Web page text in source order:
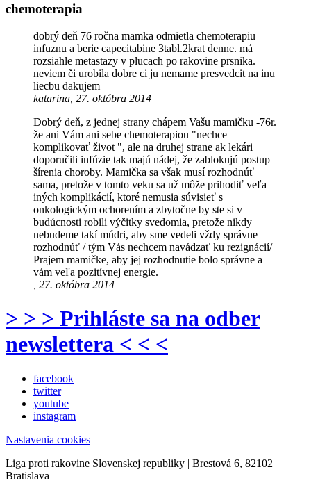
chemoterapia
dobrý deň 76 ročna mamka odmietla chemoterapiu
infuznu a berie capecitabine 3tabl.2krat denne. má
rozsiahle metastazy v plucach po rakovine prsnika.
neviem či urobila dobre ci ju nemame presvedcit na inu
liecbu dakujem
katarina, 27. októbra 2014
Dobrý deň, z jednej strany chápem Vašu mamičku -76r.
že ani Vám ani sebe chemoterapiou "nechce
komplikovať život ", ale na druhej strane ak lekári
doporučili infúzie tak majú nádej, že zablokujú postup
šírenia choroby. Mamička sa však musí rozhodnúť
sama, pretože v tomto veku sa už môže prihodiť veľa
iných komplikácií, ktoré nemusia súvisieť s
onkologickým ochorením a zbytočne by ste si v
budúcnosti robili výčitky svedomia, pretože nikdy
nebudeme takí múdri, aby sme vedeli vždy správne
rozhodnúť / tým Vás nechcem navádzať ku rezignácií/
Prajem mamičke, aby jej rozhodnutie bolo správne a
vám veľa pozitívnej energie.
, 27. októbra 2014
> > > Prihláste sa na odber
newslettera < < <
facebook
twitter
youtube
instagram
Nastavenia cookies
Liga proti rakovine Slovenskej republiky | Brestová 6, 82102
Bratislava